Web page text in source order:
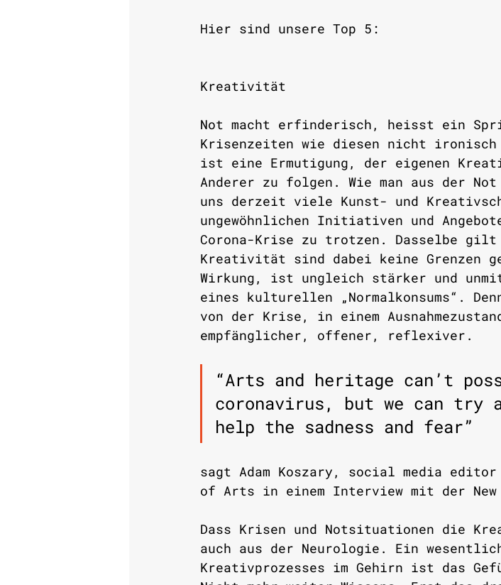
Hier sind unsere Top 5:
Kreativität
Not macht erfinderisch, heisst ein
Krisenzeiten wie diesen nicht
ist eine Ermutigung, der eigenen
Anderer zu folgen. Wie man aus der
uns derzeit viele Kunst- und
ungewöhnlichen Initiativen und
Corona-Krise zu trotzen. Dasselbe
Kreativität sind dabei keine Grenzen
Wirkung, ist ungleich stärker und
eines kulturellen „Normalkonsums“.
von der Krise, in einem
empfänglicher, offener, reflexiver.
“Arts and heritage can’t
coronavirus, but we can try
help the sadness and fear”
sagt Adam Koszary, social media editor
of Arts in einem Interview mit der New
Dass Krisen und Notsituationen die
auch aus der Neurologie. Ein
Kreativprozesses im Gehirn ist das